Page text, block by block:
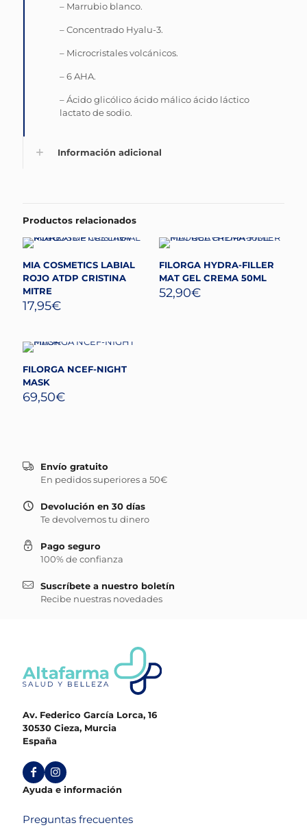
– Marrubio blanco.
– Concentrado Hyalu-3.
– Microcristales volcánicos.
– 6 AHA.
– Ácido glicólico ácido málico ácido láctico
lactato de sodio.
Información adicional
Productos relacionados
MIA COSMETICS LABIAL
ROJO ATDP CRISTINA
MITRE
17,95€
FILORGA HYDRA-FILLER
MAT GEL CREMA 50ML
52,90€
FILORGA NCEF-NIGHT
MASK
69,50€
Envío gratuito
En pedidos superiores a 50€
Devolución en 30 días
Te devolvemos tu dinero
Pago seguro
100% de confianza
Suscríbete a nuestro boletín
Recibe nuestras novedades
Av. Federico García Lorca, 16
30530 Cieza, Murcia
España
Ayuda e información
Preguntas frecuentes